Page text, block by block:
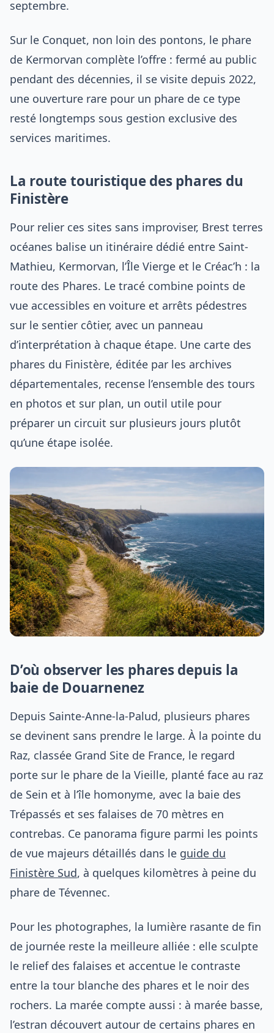
septembre.
Sur le Conquet, non loin des pontons, le phare
de Kermorvan complète l’offre : fermé au public
pendant des décennies, il se visite depuis 2022,
une ouverture rare pour un phare de ce type
resté longtemps sous gestion exclusive des
services maritimes.
La route touristique des phares du
Finistère
Pour relier ces sites sans improviser, Brest terres
océanes balise un itinéraire dédié entre Saint-
Mathieu, Kermorvan, l’Île Vierge et le Créac’h : la
route des Phares. Le tracé combine points de
vue accessibles en voiture et arrêts pédestres
sur le sentier côtier, avec un panneau
d’interprétation à chaque étape. Une carte des
phares du Finistère, éditée par les archives
départementales, recense l’ensemble des tours
en photos et sur plan, un outil utile pour
préparer un circuit sur plusieurs jours plutôt
qu’une étape isolée.
D’où observer les phares depuis la
baie de Douarnenez
Depuis Sainte-Anne-la-Palud, plusieurs phares
se devinent sans prendre le large. À la pointe du
Raz, classée Grand Site de France, le regard
porte sur le phare de la Vieille, planté face au raz
de Sein et à l’île homonyme, avec la baie des
Trépassés et ses falaises de 70 mètres en
contrebas. Ce panorama figure parmi les points
de vue majeurs détaillés dans le guide du
Finistère Sud, à quelques kilomètres à peine du
phare de Tévennec.
Pour les photographes, la lumière rasante de fin
de journée reste la meilleure alliée : elle sculpte
le relief des falaises et accentue le contraste
entre la tour blanche des phares et le noir des
rochers. La marée compte aussi : à marée basse,
l’estran découvert autour de certains phares en